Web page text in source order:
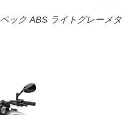
ック ABS ライトグレーメタ